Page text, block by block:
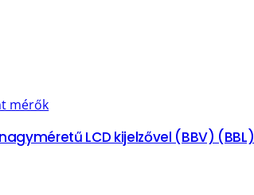
mérők
LCD kijelzővel (BBV) (BBL)